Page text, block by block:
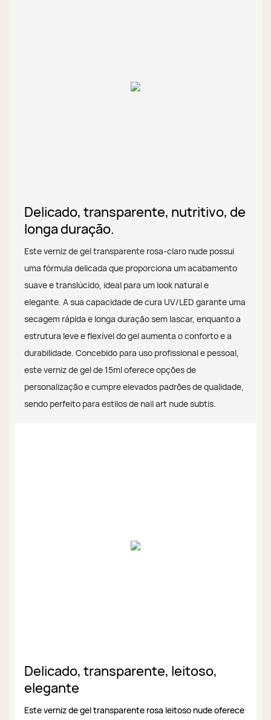
Delicado, transparente, nutritivo, de
longa duração.
Este verniz de gel transparente rosa-claro nude possui
uma fórmula delicada que proporciona um acabamento
suave e translúcido, ideal para um look natural e
elegante. A sua capacidade de cura UV/LED garante uma
secagem rápida e longa duração sem lascar, enquanto a
estrutura leve e flexível do gel aumenta o conforto e a
durabilidade. Concebido para uso profissional e pessoal,
este verniz de gel de 15ml oferece opções de
personalização e cumpre elevados padrões de qualidade,
sendo perfeito para estilos de nail art nude subtis.
Delicado, transparente, leitoso,
elegante
Este verniz de gel transparente rosa leitoso nude oferece